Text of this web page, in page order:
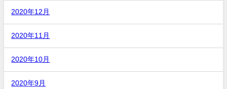
2020年12月
2020年11月
2020年10月
2020年9月